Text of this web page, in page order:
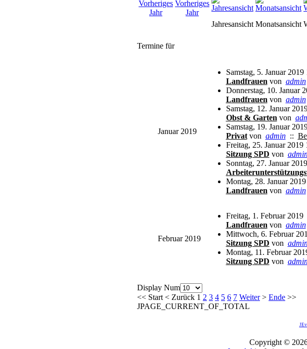
Jahresansicht Monatsansicht
Termine für
Januar 2019
Samstag, 5. Januar 2019
Landfrauen von admin
Donnerstag, 10. Januar
Landfrauen von admin
Samstag, 12. Januar
Obst & Garten von
Samstag, 19. Januar
Privatvon admin::
Freitag, 25. Januar 2019
Sitzung SPD von
Sonntag, 27. Januar 2019
Montag, 28. Januar
Landfrauen von admin
Februar 2019
Freitag, 1. Februar 2019
Landfrauen von admin
Mittwoch, 6. Februar
Sitzung SPD von
Montag, 11. Februar
Sitzung SPD von
Display Num
<< Start < Zurück 1 2 3 4 5 6 7 Weiter> Ende >>
JPAGE_CURRENT_OF_TOTAL
Copyright ©